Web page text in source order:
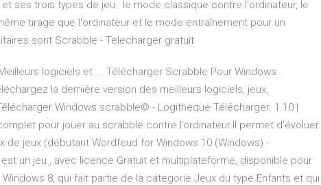
ses trois types de jeu : le mode classique contre l'ordinateur, le
tirage que l'ordinateur et le mode entraînement pour un
sont Scrabble - Telecharger gratuit
logiciels et ... Télécharger Scrabble Pour Windows .
la dernière version des meilleurs logiciels, jeux,
Windows scrabble© - Logitheque Télécharger. 1.10 |
pour jouer au scrabble contre l’ordinateur.Il permet d’évoluer
jeux (débutant Wordfeud for Windows 10 (Windows) -
un jeu , avec licence Gratuit et multiplateforme, disponible pour
8, qui fait partie de la categorie Jeux du type Enfants et qui